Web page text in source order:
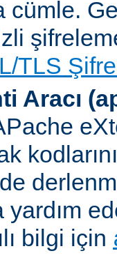
cümle.
TLS
Aracı
yardım
bilgi için